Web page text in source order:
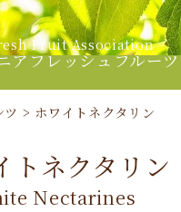
Fruit Association
アフレッシュフルーツ
ツ > ホワイトネクタリン
トネクタリン
Nectarines